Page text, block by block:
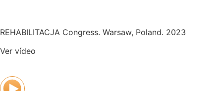
REHABILITACJA Congress. Warsaw, Poland. 2023
Ver vídeo